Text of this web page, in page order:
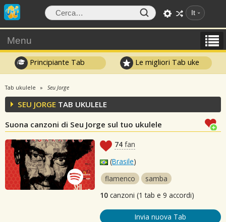
It
Menu
Principiante Tab Le migliori Tab uke
Tab ukulele Seu Jorge
SEU JORGE TAB UKULELE
Suona canzoni di Seu Jorge sul tuo ukulele
74 fan
(Brasile)
flamenco
samba
10 canzoni (1 tab e 9 accordi)
Invia nuova Tab